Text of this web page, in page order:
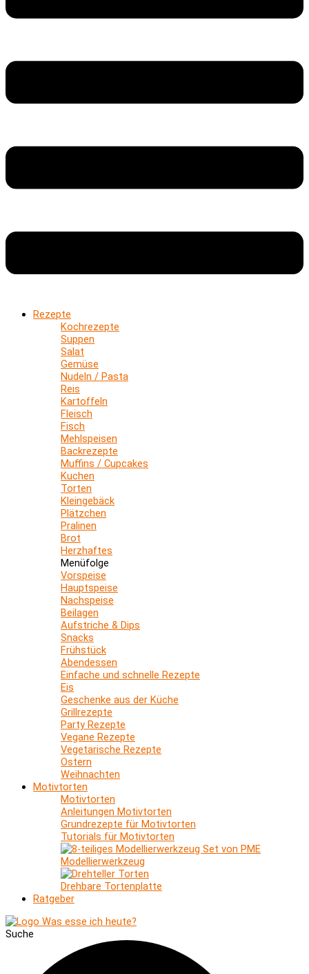
Rezepte
Kochrezepte
Suppen
Salat
Gemüse
Nudeln / Pasta
Reis
Kartoffeln
Fleisch
Fisch
Mehlspeisen
Backrezepte
Muffins / Cupcakes
Kuchen
Torten
Kleingebäck
Plätzchen
Pralinen
Brot
Herzhaftes
Menüfolge
Vorspeise
Hauptspeise
Nachspeise
Beilagen
Aufstriche & Dips
Snacks
Frühstück
Abendessen
Einfache und schnelle Rezepte
Eis
Geschenke aus der Küche
Grillrezepte
Party Rezepte
Vegane Rezepte
Vegetarische Rezepte
Ostern
Weihnachten
Motivtorten
Motivtorten
Anleitungen Motivtorten
Grundrezepte für Motivtorten
Tutorials für Motivtorten
Modellierwerkzeug
Drehbare Tortenplatte
Ratgeber
Suche